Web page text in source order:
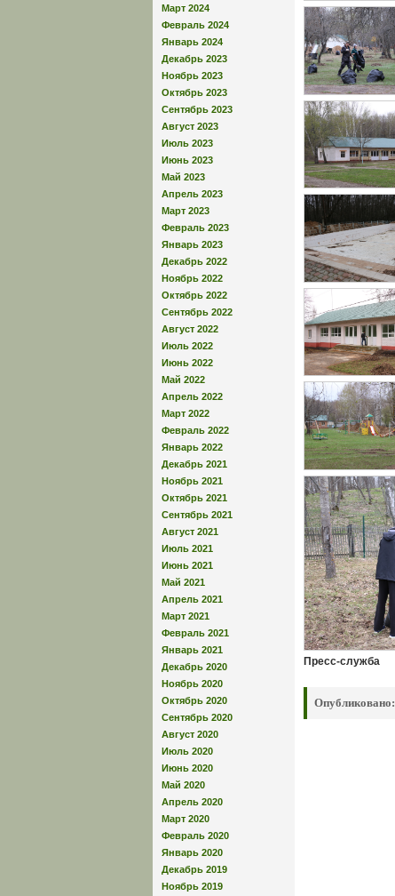
Март 2024
Февраль 2024
Январь 2024
Декабрь 2023
Ноябрь 2023
Октябрь 2023
Сентябрь 2023
Август 2023
Июль 2023
Июнь 2023
Май 2023
Апрель 2023
Март 2023
Февраль 2023
Январь 2023
Декабрь 2022
Ноябрь 2022
Октябрь 2022
Сентябрь 2022
Август 2022
Июль 2022
Июнь 2022
Май 2022
Апрель 2022
Март 2022
Февраль 2022
Январь 2022
Декабрь 2021
Ноябрь 2021
Октябрь 2021
Сентябрь 2021
Август 2021
Июль 2021
Июнь 2021
Май 2021
Апрель 2021
Март 2021
Февраль 2021
Январь 2021
Декабрь 2020
Ноябрь 2020
Октябрь 2020
Сентябрь 2020
Август 2020
Июль 2020
Июнь 2020
Май 2020
Апрель 2020
Март 2020
Февраль 2020
Январь 2020
Декабрь 2019
Ноябрь 2019
Пресс-служба
Опубликовано: